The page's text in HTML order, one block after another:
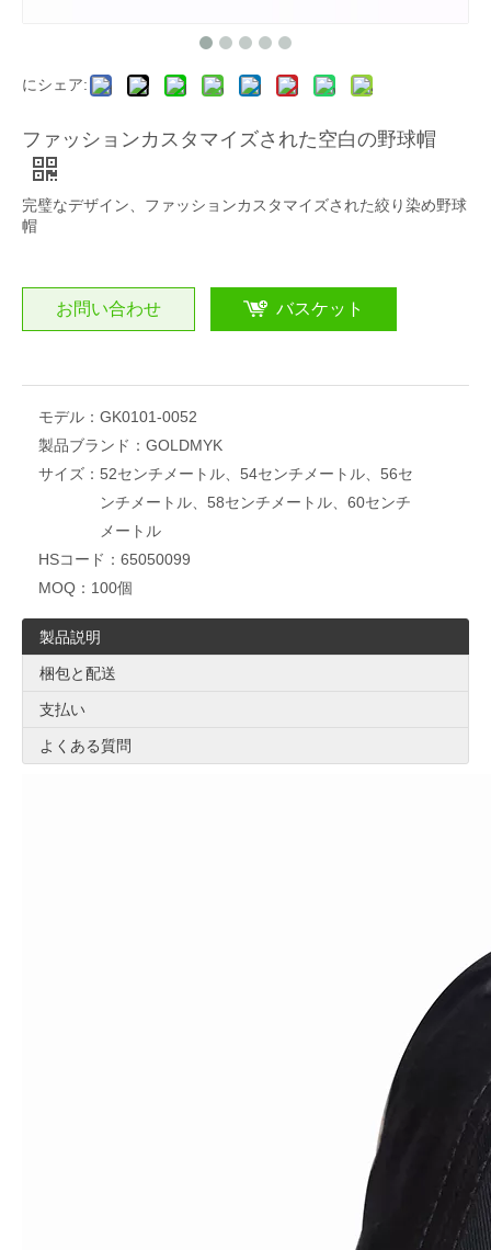
にシェア:
ファッションカスタマイズされた空白の野球帽
完璧なデザイン、ファッションカスタマイズされた絞り染め野球
帽
お問い合わせ バスケット
モデル： GK0101-0052
製品ブランド： GOLDMYK
サイズ： 52センチメートル、54センチメートル、56セ
ンチメートル、58センチメートル、60センチ
メートル
HSコード： 65050099
MOQ： 100個
製品説明
梱包と配送
支払い
よくある質問